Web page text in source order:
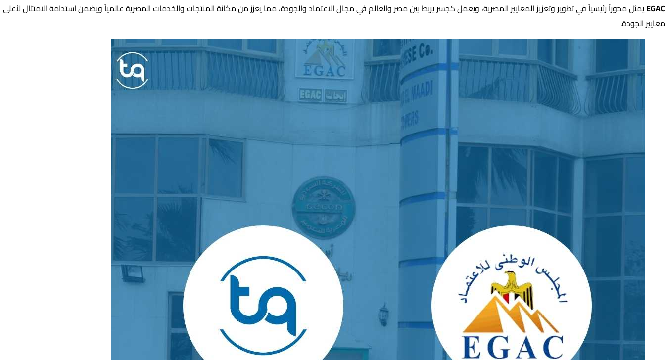
EGACيمثل محوراً رئيسياً في تطوير وتعزيز المعايير المصرية، ويعمل كجسر يربط بين مصر والعالم في مجال الاعتماد والجودة، مما يعزز من مكانة المنتجات والخدمات المصرية عالمياً ويضمن استدامة الامتثال لأعلى
معايير الجودة.